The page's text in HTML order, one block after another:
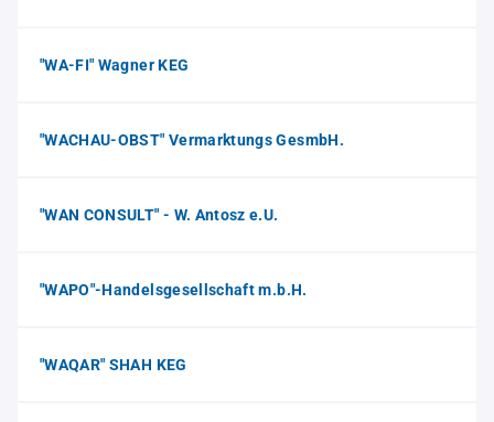
"WA-FI" Wagner KEG
"WACHAU-OBST" Vermarktungs GesmbH.
"WAN CONSULT" - W. Antosz e.U.
"WAPO"-Handelsgesellschaft m.b.H.
"WAQAR" SHAH KEG